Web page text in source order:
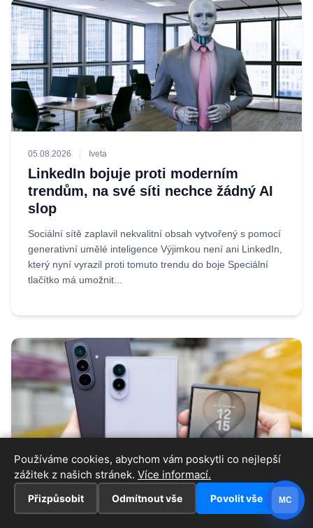
05.08.2026 Iveta
LinkedIn bojuje proti moderním
trendům, na své síti nechce žádný AI
slop
Sociální sítě zaplavil nekvalitní obsah vytvořený s pomocí
generativní umělé inteligence Výjimkou není ani LinkedIn,
který nyní vyrazil proti tomuto trendu do boje Speciální
tlačítko má umožnit...
04.08.2026
Galaxy Z Fold 8 trhá rekordy. Tak silné
Používáme cookies, abychom vám poskytli co nejlepší
zážitek z našich stránek. Více informací.
Přizpůsobit Odmítnout vše Povolit vše MC